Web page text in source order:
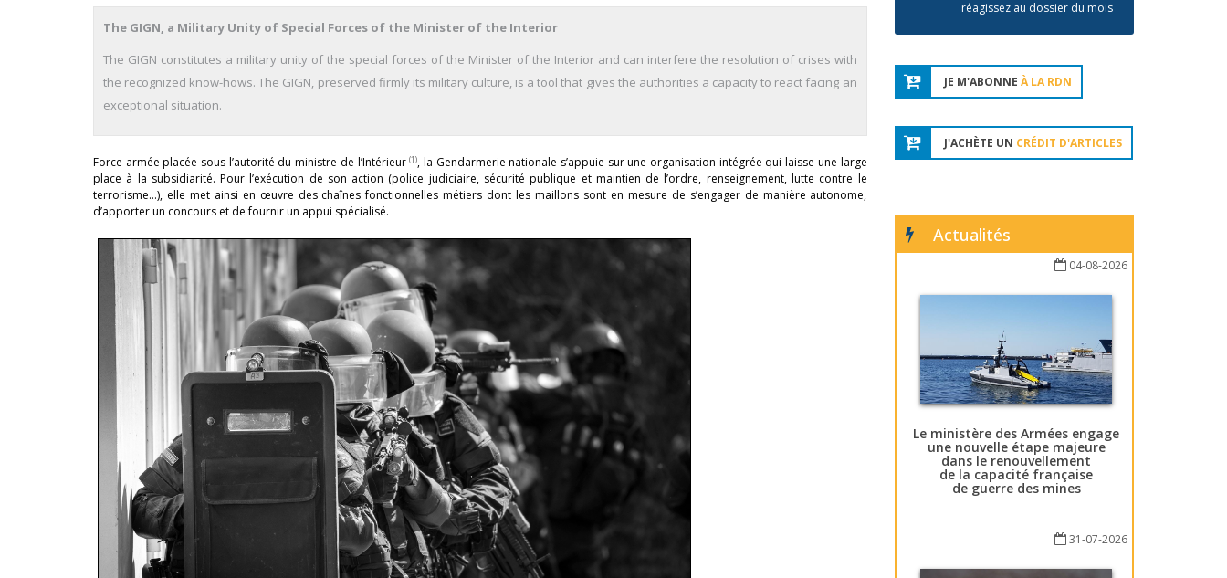
The GIGN, a Military Unity of Special Forces of the Minister of the Interior
The GIGN constitutes a military unity of the special forces of the Minister of the Interior and can interfere the resolution of crises with
the recognized know-hows. The GIGN, preserved firmly its military culture, is a tool that gives the authorities a capacity to react facing an
exceptional situation.
Force armée placée sous l’autorité du ministre de l’Intérieur(1), la Gendarmerie nationale s’appuie sur une organisation intégrée qui laisse une large
place à la subsidiarité. Pour l’exécution de son action (police judiciaire, sécurité publique et maintien de l’ordre, renseignement, lutte contre le
terrorisme…), elle met ainsi en œuvre des chaînes fonctionnelles métiers dont les maillons sont en mesure de s’engager de manière autonome,
d’apporter un concours et de fournir un appui spécialisé.
réagissez au dossier du mois
JE M'ABONNE À LA RDN
J'ACHÈTE UN CRÉDIT D'ARTICLES
Actualités
04-08-2026
Le ministère des Armées engage
une nouvelle étape majeure
dans le renouvellement
de la capacité française
de guerre des mines
31-07-2026